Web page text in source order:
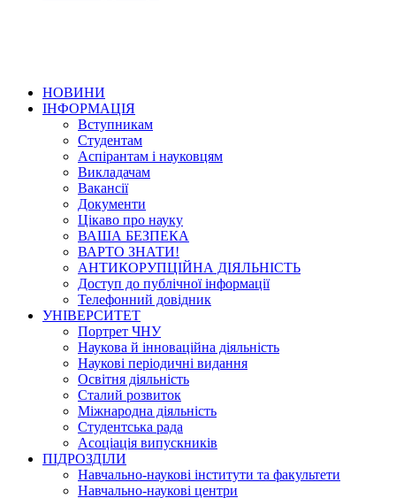
НОВИНИ
ІНФОРМАЦІЯ
Вступникам
Студентам
Аспірантам і науковцям
Викладачам
Вакансії
Документи
Цікаво про науку
ВАША БЕЗПЕКА
ВАРТО ЗНАТИ!
АНТИКОРУПЦІЙНА ДІЯЛЬНІСТЬ
Доступ до публічної інформації
Телефонний довідник
УНІВЕРСИТЕТ
Портрет ЧНУ
Наукова й інноваційна діяльність
Наукові періодичні видання
Освітня діяльність
Сталий розвиток
Міжнародна діяльність
Студентська рада
Асоціація випускників
ПІДРОЗДІЛИ
Навчально-наукові інститути та факультети
Навчально-наукові центри